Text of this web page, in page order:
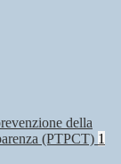
della
(PTPCT) 1